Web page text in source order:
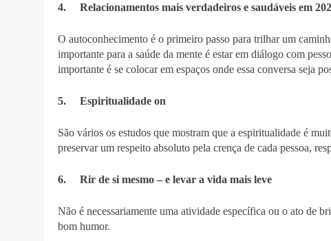
4. Relacionamentos mais verdadeiros e saudáveis em
O autoconhecimento é o primeiro passo para trilhar um
importante para a saúde da mente é estar em diálogo com
importante é se colocar em espaços onde essa conversa seja
5. Espiritualidade on
São vários os estudos que mostram que a espiritualidade é
preservar um respeito absoluto pela crença de cada pessoa,
6. Rir de si mesmo – e levar a vida mais leve
Não é necessariamente uma atividade específica ou o ato de
bom humor.